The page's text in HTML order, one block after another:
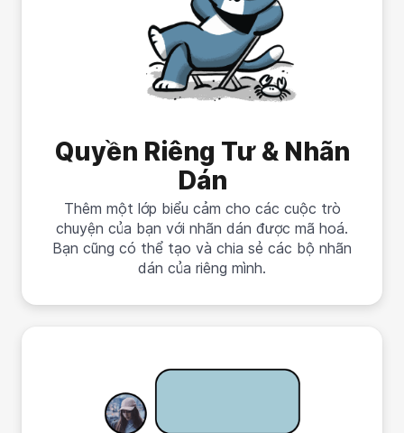
Quyền Riêng Tư & Nhãn
Dán
Thêm một lớp biểu cảm cho các cuộc trò
chuyện của bạn với nhãn dán được mã hoá.
Bạn cũng có thể tạo và chia sẻ các bộ nhãn
dán của riêng mình.